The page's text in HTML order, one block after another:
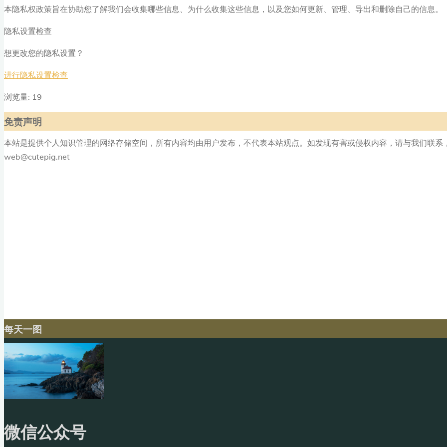
本隐私权政策旨在协助您了解我们会收集哪些信息、为什么收集这些信息，以及您如何更新、管理、导出和删除自己的信息。
隐私设置检查
想更改您的隐私设置？
进行隐私设置检查
浏览量: 19
免责声明
本站是提供个人知识管理的网络存储空间，所有内容均由用户发布，不代表本站观点。如发现有害或侵权内容，请与我们联系
web@cutepig.net
每天一图
微信公众号